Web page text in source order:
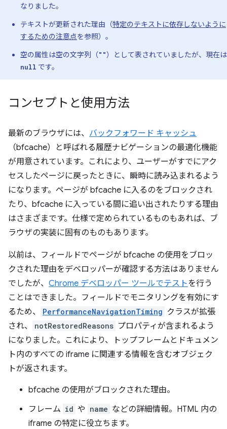
なりました。
テキストが更新された理由（特定のテキストに依存しないように
するための注意点を参照）。
空の属性は空の文字列（""）として表されていましたが、現在は
null です。
コンセプトと使用方法
最新のブラウザには、 バックフォワード キャッシュ
（bfcache）と呼ばれる履歴ナビゲーションの最適化機能
が用意されています。これにより、ユーザーがすでにアク
セスしたページに戻ったときに、瞬時に読み込まれるよう
になります。ページが bfcache に入るのをブロックされ
たり、bfcache に入っている間に追い出されたりする理由
はさまざまです。仕様で定められているものもあれば、ブ
ラウザの実装に固有のものもあります。
以前は、フィールドでページが bfcache の使用をブロッ
クされた理由をデベロッパーが確認する方法はありません
でしたが、 Chrome デベロッパー ツールでテストを行う
ことはできました。フィールドでモニタリングを有効にす
るため、
PerformanceNavigationTiming クラスが拡張
され、
notRestoredReasons プロパティが含まれるよう
になりました。これにより、トップフレームとドキュメン
ト内のすべての iframe に関連する情報を含むオブジェク
トが返されます。
bfcache の使用がブロックされた理由。
フレーム id や name などの詳細情報。HTML 内の
iframe の特定に役立ちます。